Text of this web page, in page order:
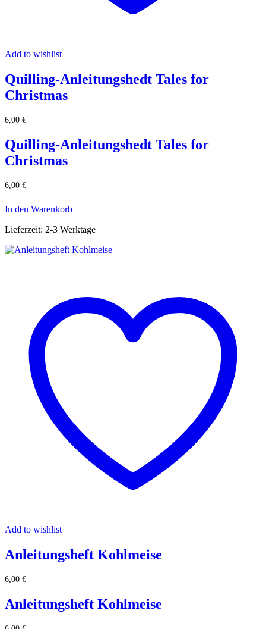
Add to wishlist
Quilling-Anleitungshedt Tales for
Christmas
6,00 €
Quilling-Anleitungshedt Tales for
Christmas
6,00 €
In den Warenkorb
Lieferzeit: 2-3 Werktage
Add to wishlist
Anleitungsheft Kohlmeise
6,00 €
Anleitungsheft Kohlmeise